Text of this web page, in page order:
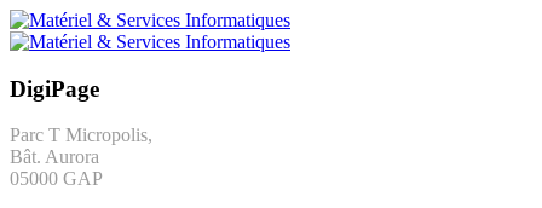
DigiPage
Parc T Micropolis,
Bât. Aurora
05000 GAP